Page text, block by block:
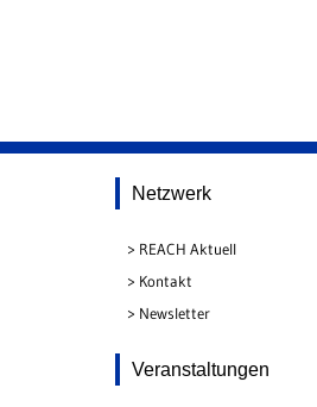
Netzwerk
REACH Aktuell
Kontakt
Newsletter
Veranstaltungen